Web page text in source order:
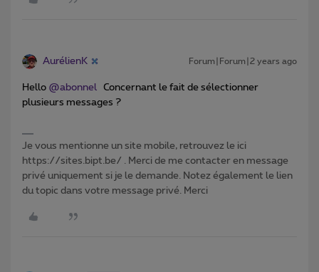
AurélienK Forum|Forum|2 years ago
Hello @abonnel Concernant le fait de sélectionner
plusieurs messages ?
Je vous mentionne un site mobile, retrouvez le ici
https://sites.bipt.be/ . Merci de me contacter en message
privé uniquement si je le demande. Notez également le lien
du topic dans votre message privé. Merci